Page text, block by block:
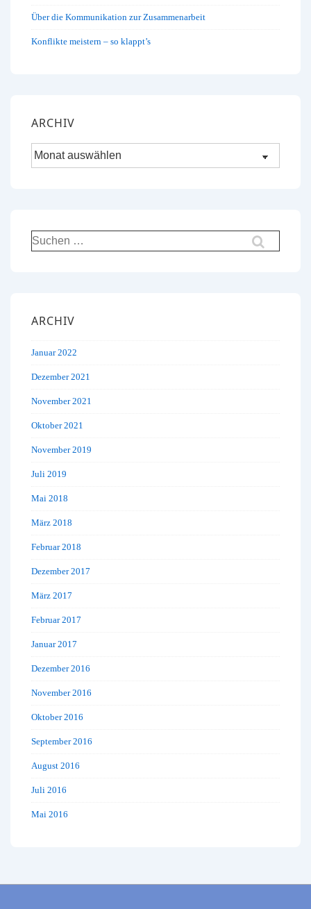
Über die Kommunikation zur Zusammenarbeit
Konflikte meistern – so klappt’s
ARCHIV
Archiv
Suchen
nach:
ARCHIV
Januar 2022
Dezember 2021
November 2021
Oktober 2021
November 2019
Juli 2019
Mai 2018
März 2018
Februar 2018
Dezember 2017
März 2017
Februar 2017
Januar 2017
Dezember 2016
November 2016
Oktober 2016
September 2016
August 2016
Juli 2016
Mai 2016